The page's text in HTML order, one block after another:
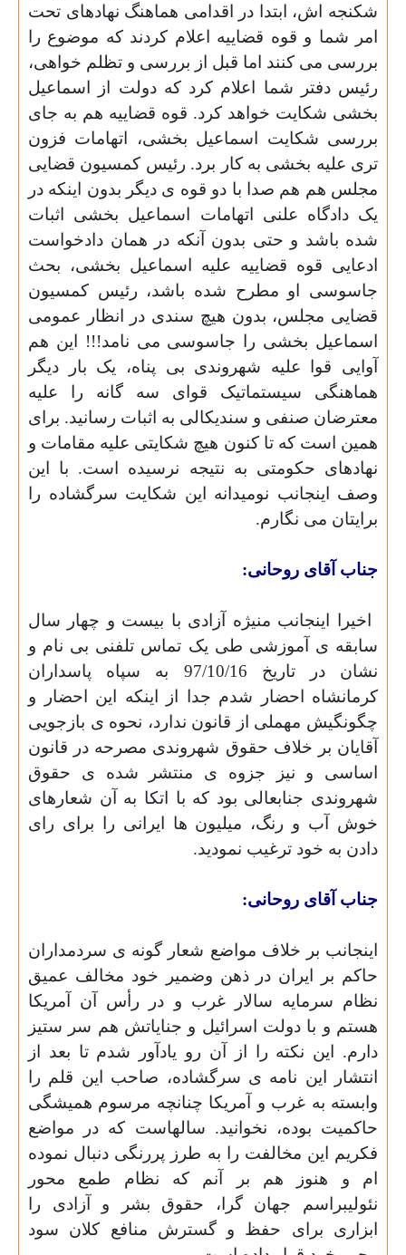
شکنجه اش، ابتدا در اقدامی هماهنگ نهادهای تحت
امر شما و قوه قضاييه اعلام کردند که موضوع را
بررسی می کنند اما قبل از بررسی و تظلم خواهی،
رئيس دفتر شما اعلام کرد که دولت از اسماعیل
بخشی شکایت خواهد کرد. قوه قضاییه هم به جای
بررسی شکایت اسماعیل بخشی، اتهامات فزون
تری علیه بخشی به کار برد. رئيس کمسیون قضایی
مجلس هم هم صدا با دو قوه ی دیگر بدون اینکه در
یک دادگاه علنی اتهامات اسماعیل بخشی اثبات
شده باشد و حتی بدون آنکه در همان دادخواست
ادعایی قوه قضاییه علیه اسماعیل بخشی،
بحث
جاسوسی او مطرح شده باشد، رئيس کمسیون
قضایی مجلس، بدون هیچ سندی در انظار عمومی
اسماعیل بخشی را جاسوسی می نامد!!! این هم
آوایی قوا علیه شهروندی بی پناه، یک بار دیگر
هماهنگی سیستماتیک قوای سه گانه را علیه
معترضان صنفی و سندیکالی به اثبات رسانید. برای
همین است که تا کنون هیچ شکایتی علیه مقامات و
نهادهای حکومتی به نتیجه نرسیده است. با این
وصف اینجانب نومیدانه این شکایت سرگشاده را
برایتان می نگارم.
جناب آقای روحانی:
اخیرا اینجانب منیژه آزادی با بیست و چهار سال
سابقه ی آموزشی طی یک تماس تلفنی بی نام و
نشان در تاریخ 97/10/16 به سپاه پاسداران
کرمانشاه احضار شدم جدا از اینکه این احضار و
چگونگیش مهملی از قانون ندارد، نحوه ی بازجویی
آقایان بر خلاف حقوق شهروندی مصرحه در قانون
اساسی و نیز جزوه ی منتشر شده ی حقوق
شهروندی جنابعالی بود که با اتکا به آن شعارهای
خوش آب و رنگ، میلیون ها ایرانی را برای رای
دادن به خود ترغیب نمودید.
جناب آقای روحانی:
اینجانب بر خلاف مواضع شعار گونه ی سردمداران
حاکم بر ایران در ذهن وضمیر خود مخالف عمیق
نظام سرمایه سالار غرب و در رأس آن آمریکا
هستم و با دولت اسرائیل و جنایاتش هم سر ستیز
دارم. این نکته را از آن رو یادآور شدم تا بعد از
انتشار این نامه ی سرگشاده، صاحب این قلم را
وابسته به غرب و آمریکا چنانچه مرسوم همیشگی
حاکمیت بوده،
نخوانید. سالهاست که در مواضع
فکریم این مخالفت را به طرز پررنگی دنبال نموده
ام و هنوز هم بر آنم که نظام طمع محور
نئولیبراسم جهان گرا، حقوق بشر و آزادی را
ابزاری برای حفظ و گسترش منافع کلان سود